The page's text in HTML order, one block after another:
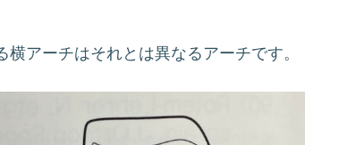
横アーチはそれとは異なるアーチです。